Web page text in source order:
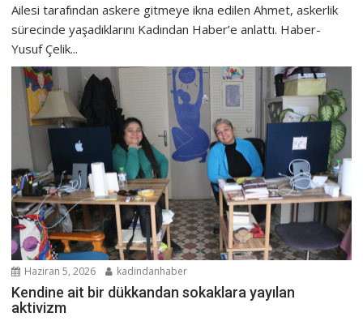
Ailesi tarafından askere gitmeye ikna edilen Ahmet, askerlik
sürecinde yaşadıklarını Kadından Haber’e anlattı. Haber-
Yusuf Çelik...
Haziran 5, 2026 kadindanhaber
Kendine ait bir dükkandan sokaklara yayılan
aktivizm